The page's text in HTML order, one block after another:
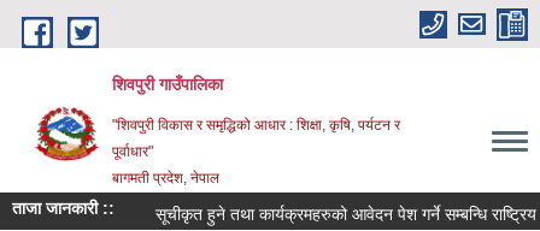
Skip to main content
शिवपुरी गाउँपालिका
"शिवपुरी विकास र समृद्धिको आधार : शिक्षा, कृषि, पर्यटन र
पूर्वाधार"
बागमती प्रदेश, नेपाल
ताजा जानकारी :: सूचीकृत हुने तथा कार्यक्रमहरुको आवेदन पेश गर्ने सम्बन्धि राष्ट्रिय